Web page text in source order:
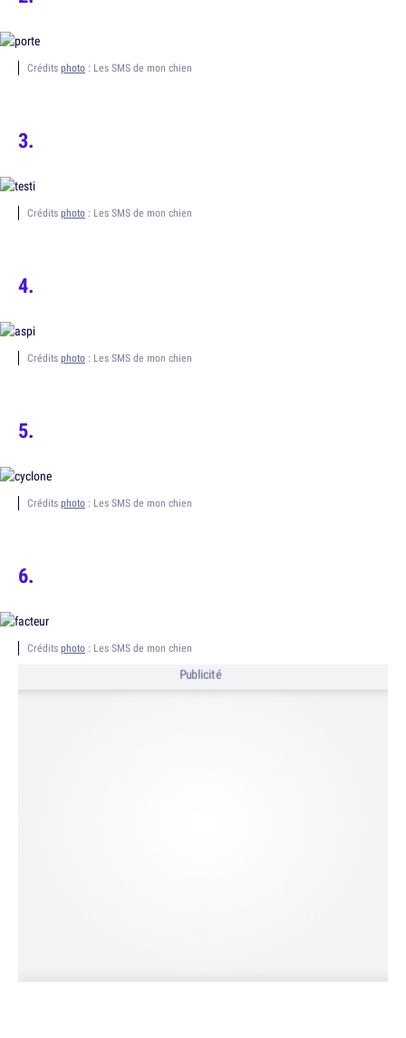
Crédits photo : Les SMS de mon chien
Crédits photo : Les SMS de mon chien
Crédits photo : Les SMS de mon chien
Crédits photo : Les SMS de mon chien
Crédits photo : Les SMS de mon chien
Publicité